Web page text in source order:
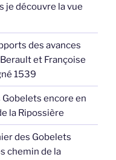
je découvre la vue
des avances
et Françoise
1539
encore en
la Ripossière
des Gobelets
chemin de la